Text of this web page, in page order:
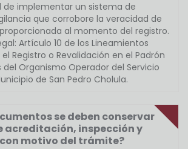
de implementar un sistema de
que corrobore la veracidad de
al momento del registro.
Artículo 10 de los Lineamientos
Registro o Revalidación en el Padrón
del Organismo Operador del Servicio
de San Pedro Cholula.
se deben conservar
acreditación, inspección y
motivo del trámite?